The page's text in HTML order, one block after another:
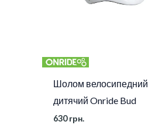
Шолом велосипедний
дитячий Onride Bud
630грн.